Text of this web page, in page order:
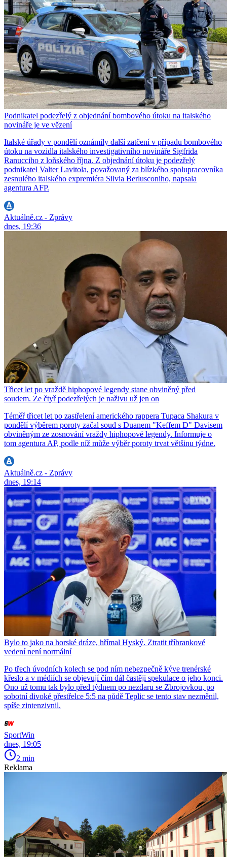
Podnikatel podezřelý z objednání bombového útoku na italského
novináře je ve vězení
Italské úřady v pondělí oznámily další zatčení v případu bombového
útoku na vozidla italského investigativního novináře Sigfrida
Ranucciho z loňského října. Z objednání útoku je podezřelý
podnikatel Valter Lavitola, považovaný za blízkého spolupracovníka
zesnulého italského expremiéra Silvia Berlusconiho, napsala
agentura AFP.
Aktuálně.cz - Zprávy
dnes, 19:36
Třicet let po vraždě hiphopové legendy stane obviněný před
soudem. Ze čtyř podezřelých je naživu už jen on
Téměř třicet let po zastřelení amerického rappera Tupaca Shakura v
pondělí výběrem poroty začal soud s Duanem "Keffem D" Davisem
obviněným ze zosnování vraždy hiphopové legendy. Informuje o
tom agentura AP, podle níž může výběr poroty trvat většinu týdne.
Aktuálně.cz - Zprávy
dnes, 19:14
Bylo to jako na horské dráze, hřímal Hyský. Ztratit tříbrankové
vedení není normální
Po třech úvodních kolech se pod ním nebezpečně kýve trenérské
křeslo a v médiích se objevují čím dál častěji spekulace o jeho konci.
Ono už tomu tak bylo před týdnem po nezdaru se Zbrojovkou, po
sobotní divoké přestřelce 5:5 na půdě Teplic se tento stav nezměnil,
spíše zintenzivnil.
SportWin
dnes, 19:05
2 min
Reklama